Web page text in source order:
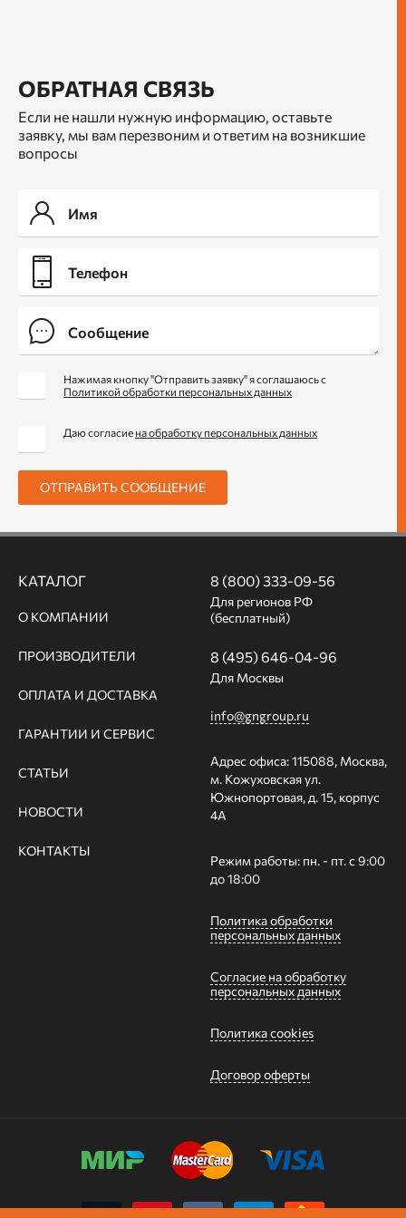
ОБРАТНАЯ СВЯЗЬ
Если не нашли нужную информацию, оставьте
заявку, мы вам перезвоним и ответим на возникшие
вопросы
Нажимая кнопку "Отправить заявку" я соглашаюсь с
Политикой обработки персональных данных
Даю согласие на обработку персональных данных
ОТПРАВИТЬ СООБЩЕНИЕ
КАТАЛОГ
О КОМПАНИИ
ПРОИЗВОДИТЕЛИ
ОПЛАТА И ДОСТАВКА
ГАРАНТИИ И СЕРВИС
СТАТЬИ
НОВОСТИ
КОНТАКТЫ
8 (800) 333-09-56
Для регионов РФ
(бесплатный)
8 (495) 646-04-96
Для Москвы
info@gngroup.ru
Адрес офиса: 115088, Москва,
м. Кожуховская ул.
Южнопортовая, д. 15, корпус
4А
Режим работы: пн. - пт. с 9:00
до 18:00
Политика обработки
персональных данных
Согласие на обработку
персональных данных
Политика cookies
Договор оферты